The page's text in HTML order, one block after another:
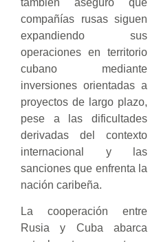
compañías rusas siguen
expandiendo sus
operaciones en territorio
cubano mediante
inversiones orientadas a
proyectos de largo plazo,
pese a las dificultades
derivadas del contexto
internacional y las
sanciones que enfrenta la
nación caribeña.
La cooperación entre
Rusia y Cuba abarca